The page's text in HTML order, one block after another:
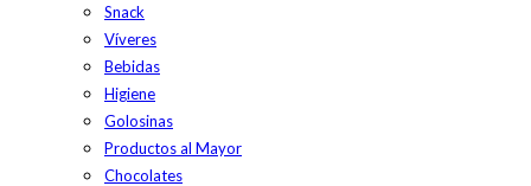
Snack
Víveres
Bebidas
Higiene
Golosinas
Productos al Mayor
Chocolates